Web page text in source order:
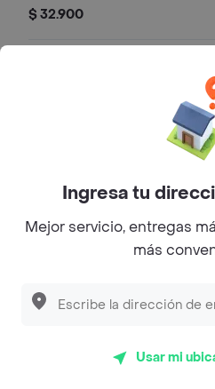
$ 32.900
Lo Mein Con Vegetales
Exquisita pasta salteada con
$ 37.900
Lo Mein Especial
vegetales de pollo cerdo y
Ingresa tu
Mejor servicio, entregas
más
Usar mi